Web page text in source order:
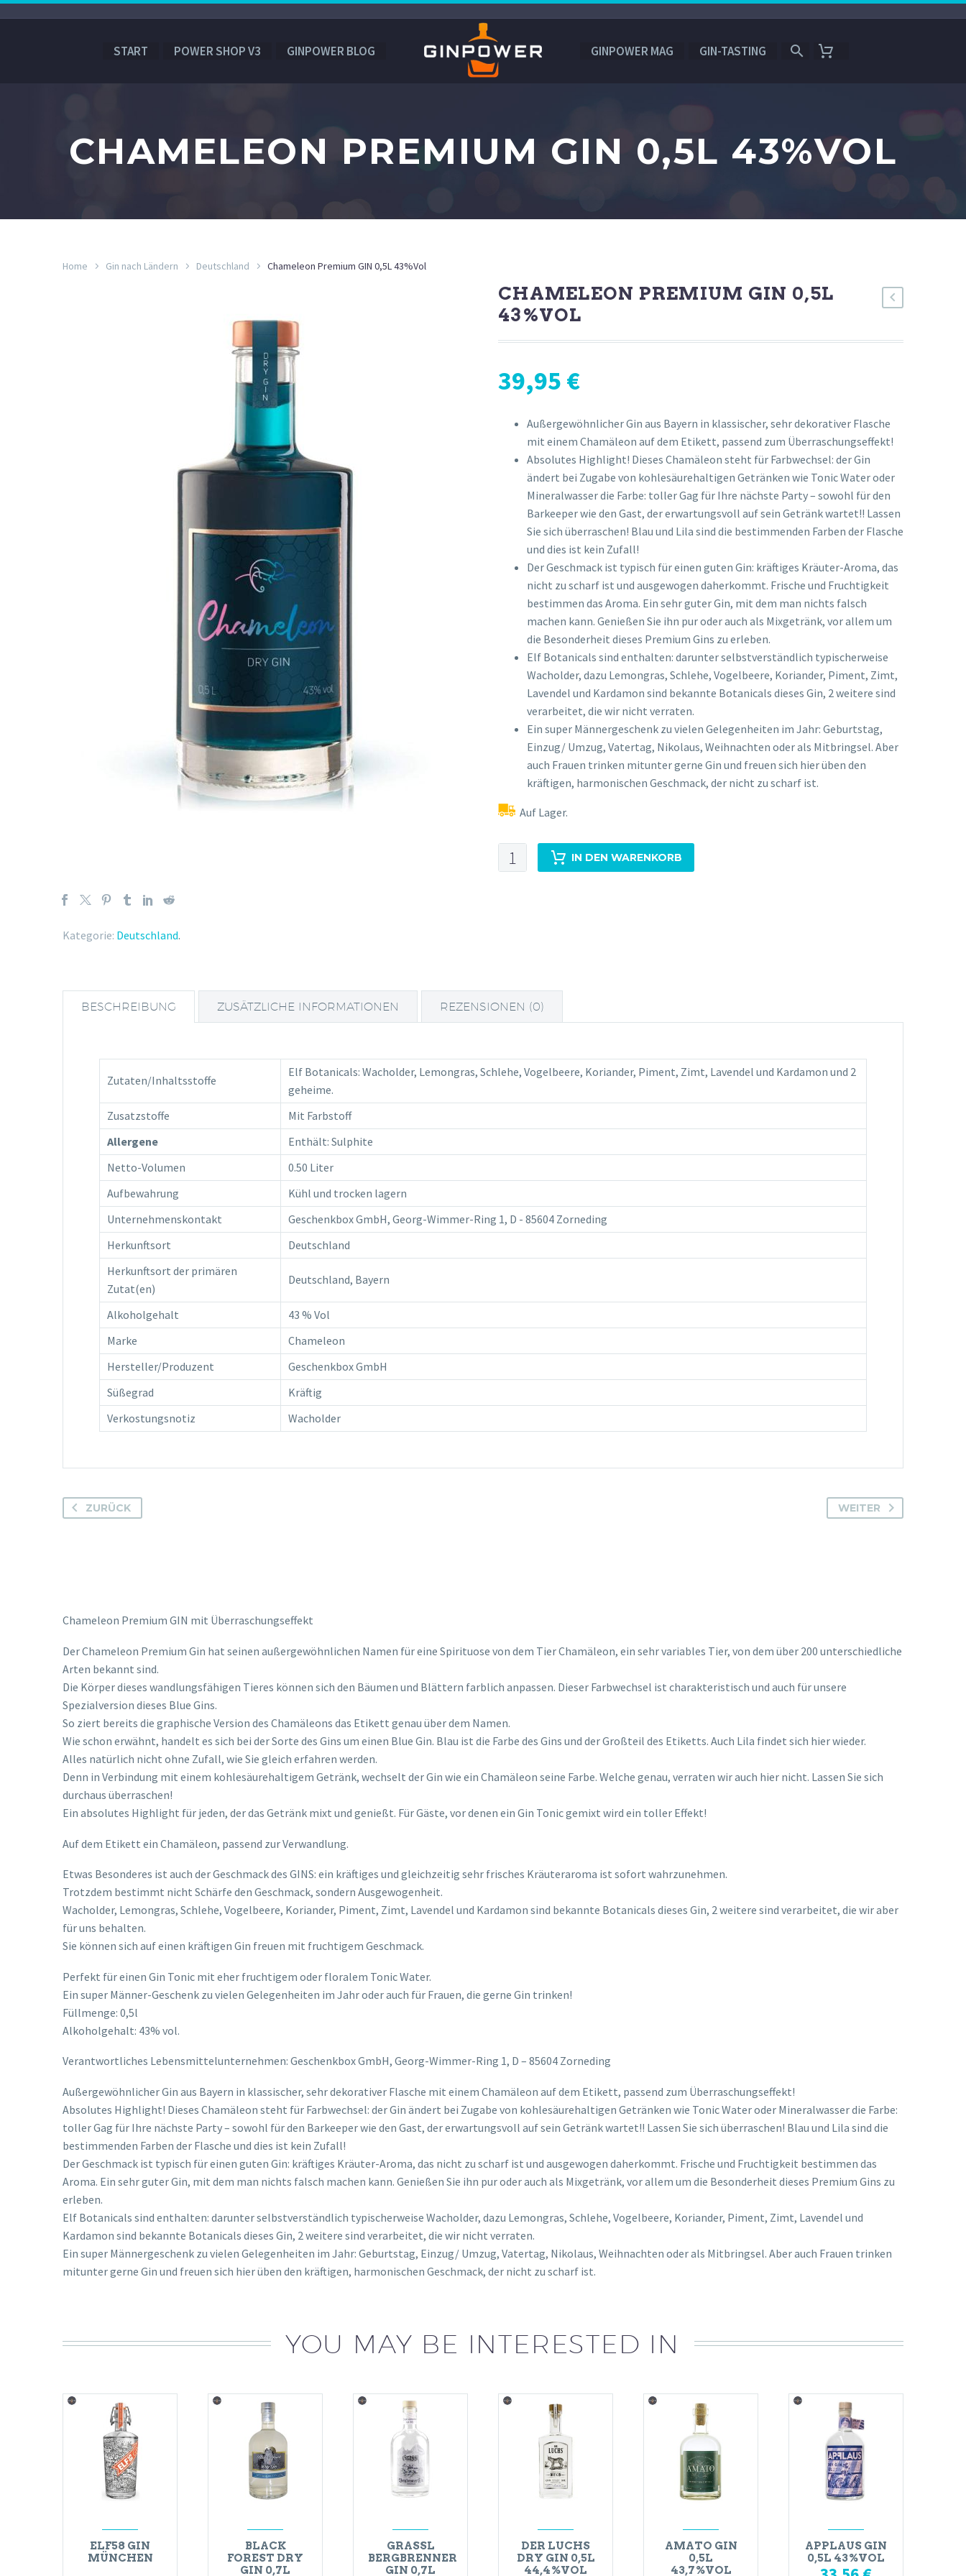
START POWER SHOP V3 GINPOWER BLOG GINPOWER MAG GIN-TASTING
CHAMELEON PREMIUM GIN 0,5L 43%VOL
Home Gin nach Ländern Deutschland Chameleon Premium GIN 0,5L 43%Vol
Kategorie: Deutschland.
CHAMELEON PREMIUM GIN 0,5L
43%VOL
39,95 €
Außergewöhnlicher Gin aus Bayern in klassischer, sehr dekorativer Flasche
mit einem Chamäleon auf dem Etikett, passend zum Überraschungseffekt!
Absolutes Highlight! Dieses Chamäleon steht für Farbwechsel: der Gin
ändert bei Zugabe von kohlesäurehaltigen Getränken wie Tonic Water oder
Mineralwasser die Farbe: toller Gag für Ihre nächste Party – sowohl für den
Barkeeper wie den Gast, der erwartungsvoll auf sein Getränk wartet!! Lassen
Sie sich überraschen! Blau und Lila sind die bestimmenden Farben der Flasche
und dies ist kein Zufall!
Der Geschmack ist typisch für einen guten Gin: kräftiges Kräuter-Aroma, das
nicht zu scharf ist und ausgewogen daherkommt. Frische und Fruchtigkeit
bestimmen das Aroma. Ein sehr guter Gin, mit dem man nichts falsch
machen kann. Genießen Sie ihn pur oder auch als Mixgetränk, vor allem um
die Besonderheit dieses Premium Gins zu erleben.
Elf Botanicals sind enthalten: darunter selbstverständlich typischerweise
Wacholder, dazu Lemongras, Schlehe, Vogelbeere, Koriander, Piment, Zimt,
Lavendel und Kardamon sind bekannte Botanicals dieses Gin, 2 weitere sind
verarbeitet, die wir nicht verraten.
Ein super Männergeschenk zu vielen Gelegenheiten im Jahr: Geburtstag,
Einzug/ Umzug, Vatertag, Nikolaus, Weihnachten oder als Mitbringsel. Aber
auch Frauen trinken mitunter gerne Gin und freuen sich hier üben den
kräftigen, harmonischen Geschmack, der nicht zu scharf ist.
Auf Lager.
Chameleon
Premium
IN DEN WARENKORB
BESCHREIBUNG ZUSÄTZLICHE INFORMATIONEN REZENSIONEN (0)
Zutaten/Inhaltsstoffe
Elf Botanicals: Wacholder, Lemongras, Schlehe, Vogelbeere, Koriander, Piment, Zimt, Lavendel und Kardamon und 2
geheime.
Zusatzstoffe
Mit Farbstoff
Allergene
Enthält: Sulphite
Netto-Volumen
0.50 Liter
Aufbewahrung
Kühl und trocken lagern
Unternehmenskontakt
Geschenkbox GmbH, Georg-Wimmer-Ring 1, D - 85604 Zorneding
Herkunftsort
Deutschland
Herkunftsort der primären
Zutat(en)
Deutschland, Bayern
Alkoholgehalt
43 % Vol
Marke
Chameleon
Hersteller/Produzent
Geschenkbox GmbH
Süßegrad
Kräftig
Verkostungsnotiz
Wacholder
ZURÜCK WEITER
Chameleon Premium GIN mit Überraschungseffekt
Der Chameleon Premium Gin hat seinen außergewöhnlichen Namen für eine Spirituose von dem Tier Chamäleon, ein sehr variables Tier, von dem über 200 unterschiedliche
Arten bekannt sind.
Die Körper dieses wandlungsfähigen Tieres können sich den Bäumen und Blättern farblich anpassen. Dieser Farbwechsel ist charakteristisch und auch für unsere
Spezialversion dieses Blue Gins.
So ziert bereits die graphische Version des Chamäleons das Etikett genau über dem Namen.
Wie schon erwähnt, handelt es sich bei der Sorte des Gins um einen Blue Gin. Blau ist die Farbe des Gins und der Großteil des Etiketts. Auch Lila findet sich hier wieder.
Alles natürlich nicht ohne Zufall, wie Sie gleich erfahren werden.
Denn in Verbindung mit einem kohlesäurehaltigem Getränk, wechselt der Gin wie ein Chamäleon seine Farbe. Welche genau, verraten wir auch hier nicht. Lassen Sie sich
durchaus überraschen!
Ein absolutes Highlight für jeden, der das Getränk mixt und genießt. Für Gäste, vor denen ein Gin Tonic gemixt wird ein toller Effekt!
Auf dem Etikett ein Chamäleon, passend zur Verwandlung.
Etwas Besonderes ist auch der Geschmack des GINS: ein kräftiges und gleichzeitig sehr frisches Kräuteraroma ist sofort wahrzunehmen.
Trotzdem bestimmt nicht Schärfe den Geschmack, sondern Ausgewogenheit.
Wacholder, Lemongras, Schlehe, Vogelbeere, Koriander, Piment, Zimt, Lavendel und Kardamon sind bekannte Botanicals dieses Gin, 2 weitere sind verarbeitet, die wir aber
für uns behalten.
Sie können sich auf einen kräftigen Gin freuen mit fruchtigem Geschmack.
Perfekt für einen Gin Tonic mit eher fruchtigem oder floralem Tonic Water.
Ein super Männer-Geschenk zu vielen Gelegenheiten im Jahr oder auch für Frauen, die gerne Gin trinken!
Füllmenge: 0,5l
Alkoholgehalt: 43% vol.
Verantwortliches Lebensmittelunternehmen: Geschenkbox GmbH, Georg-Wimmer-Ring 1, D – 85604 Zorneding
Außergewöhnlicher Gin aus Bayern in klassischer, sehr dekorativer Flasche mit einem Chamäleon auf dem Etikett, passend zum Überraschungseffekt!
Absolutes Highlight! Dieses Chamäleon steht für Farbwechsel: der Gin ändert bei Zugabe von kohlesäurehaltigen Getränken wie Tonic Water oder Mineralwasser die Farbe:
toller Gag für Ihre nächste Party – sowohl für den Barkeeper wie den Gast, der erwartungsvoll auf sein Getränk wartet!! Lassen Sie sich überraschen! Blau und Lila sind die
bestimmenden Farben der Flasche und dies ist kein Zufall!
Der Geschmack ist typisch für einen guten Gin: kräftiges Kräuter-Aroma, das nicht zu scharf ist und ausgewogen daherkommt. Frische und Fruchtigkeit bestimmen das
Aroma. Ein sehr guter Gin, mit dem man nichts falsch machen kann. Genießen Sie ihn pur oder auch als Mixgetränk, vor allem um die Besonderheit dieses Premium Gins zu
erleben.
Elf Botanicals sind enthalten: darunter selbstverständlich typischerweise Wacholder, dazu Lemongras, Schlehe, Vogelbeere, Koriander, Piment, Zimt, Lavendel und
Kardamon sind bekannte Botanicals dieses Gin, 2 weitere sind verarbeitet, die wir nicht verraten.
Ein super Männergeschenk zu vielen Gelegenheiten im Jahr: Geburtstag, Einzug/ Umzug, Vatertag, Nikolaus, Weihnachten oder als Mitbringsel. Aber auch Frauen trinken
mitunter gerne Gin und freuen sich hier üben den kräftigen, harmonischen Geschmack, der nicht zu scharf ist.
YOU MAY BE INTERESTED IN
ELF58 GIN
MÜNCHEN
BLACK
FOREST DRY
GIN 0,7L
GRASSL
BERGBRENNER
GIN 0,7L
DER LUCHS
DRY GIN 0,5L
44,4%VOL
AMATO GIN
0,5L
43,7%VOL
APPLAUS GIN
0,5L 43%VOL